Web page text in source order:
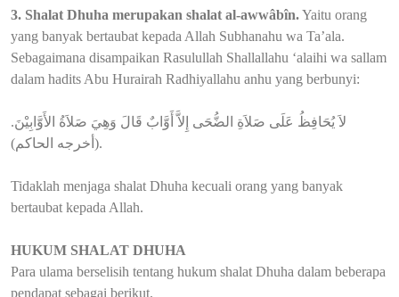
3. Shalat Dhuha merupakan shalat al-awwâbîn.Yaitu orang
yang banyak bertaubat kepada Allah Subhanahu wa Ta’ala.
Sebagaimana disampaikan Rasulullah Shallallahu ‘alaihi wa sallam
dalam hadits Abu Hurairah Radhiyallahu anhu yang berbunyi:
لاَ يُحَافِظُ عَلَى صَلاَةِ الضُّحَى إِلاَّ أَوَّابٌ قَالَ وَهِيَ صَلاَةُ الأَوَّابِيْنَ.
(أخرجه الحاكم).
Tidaklah menjaga shalat Dhuha kecuali orang yang banyak
bertaubat kepada Allah.
HUKUM SHALAT DHUHA
Para ulama berselisih tentang hukum shalat Dhuha dalam beberapa
pendapat sebagai berikut.